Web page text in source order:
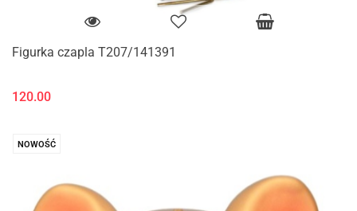
Figurka czapla T207/141391
120.00
NOWOŚĆ